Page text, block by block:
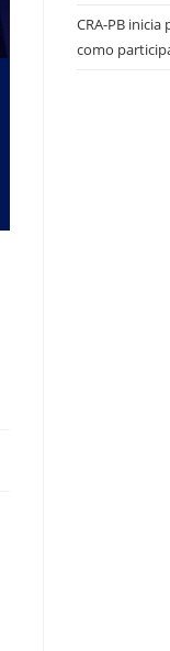
CRA-PB
como